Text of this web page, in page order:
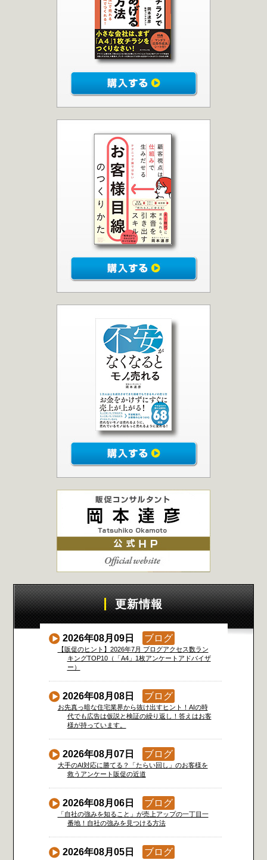
更新情報
2026年08月09日 ブログ
【販促のヒント】2026年7月 ブログアクセス数ラン
キングTOP10（「A4」1枚アンケートアドバイザ
ー）
2026年08月08日 ブログ
お先真っ暗な住宅業界から抜け出すヒント！AIの時
代でも広告は仮説と検証の繰り返し！答えはお客
様が持っています。
2026年08月07日 ブログ
大手のAI対応に勝てる？「たらい回し」のお客様を
救うアンケート販促の近道
2026年08月06日 ブログ
「自社の強みを知ること」が売上アップの一丁目一
番地！自社の強みを見つける方法
2026年08月05日 ブログ